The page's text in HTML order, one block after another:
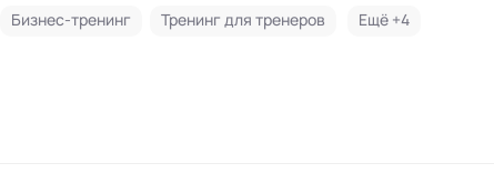
Бизнес-тренинг Тренинг для тренеров Ещё +4